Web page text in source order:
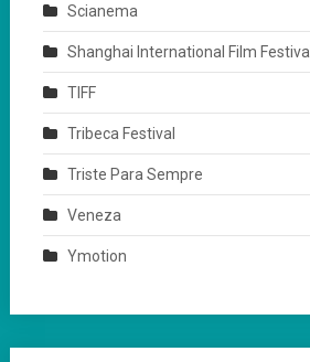
Scianema
Shanghai International Film Festival
TIFF
Tribeca Festival
Triste Para Sempre
Veneza
Ymotion